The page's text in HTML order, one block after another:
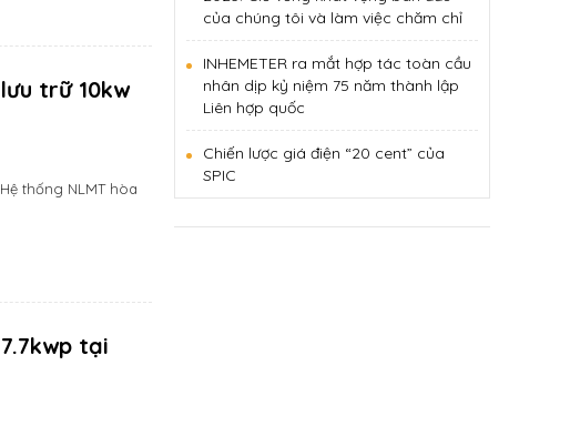
trữ 10kw
thống NLMT hòa
tại
của chúng tôi và làm việc chăm chỉ
INHEMETER ra mắt hợp tác toàn cầu
nhân dịp kỷ niệm 75 năm thành lập
Liên hợp quốc
Chiến lược giá điện “20 cent” của
SPIC